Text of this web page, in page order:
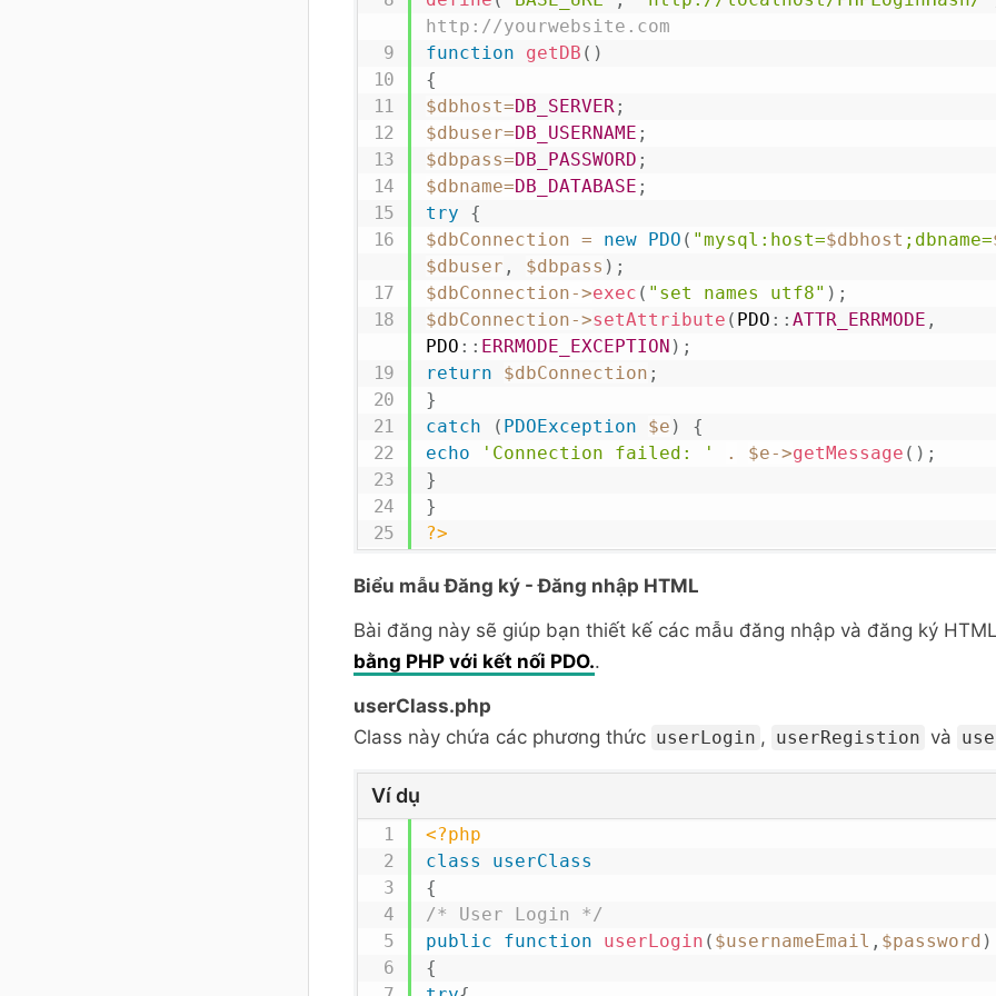
http://yourwebsite.com
function
getDB ( )
{
$dbhost=DB_SERVER;
$dbuser=DB_USERNAME ;
$dbpass=DB_PASSWORD ;
$dbname=DB_DATABASE ;
try
{
$dbConnection = new PDO ( "mysql:host=$dbhost ;dbname=
$dbuser , $dbpass ) ;
$dbConnection->exec ( "set names utf8" ) ;
$dbConnection->setAttribute ( PDO :: ATTR_ERRMODE ,
PDO :: ERRMODE_EXCEPTION ) ;
return
$dbConnection ;
}
catch
( PDOException $e )
{
echo
'Connection failed: ' . $e->getMessage ( ) ;
}
}
?>
Biểu mẫu Đăng ký - Đăng nhập HTML
Bài đăng này sẽ giúp bạn thiết kế các mẫu đăng nhập và đăng ký HTML
bằng PHP với kết nối PDO..
userClass.php
Class này chứa các phương thức userLogin , userRegistion và
Ví dụ
<?php
class
userClass
{
/* User Login */
public
function userLogin ( $usernameEmail , $password )
{